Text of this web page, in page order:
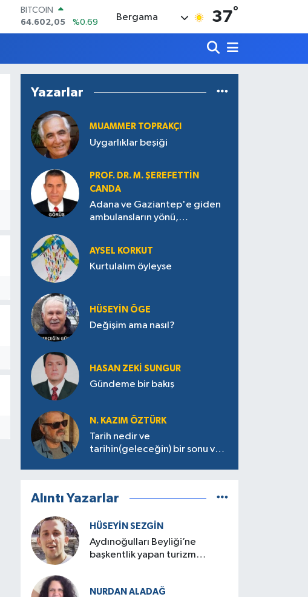
DOLAR
47,5986
%0.06
STERLİN
64,2438
%0.21
GRAM ALTIN
6518.23
%0.39
BİST100
13.768
%48
Bergama 37°
Yazarlar
MUAMMER TOPRAKÇI
Uygarlıklar beşiği
PROF. DR. M. ŞEREFETTIN
CANDA
Adana ve Gaziantep'e giden
ambulansların yönü,
AYSEL KORKUT
Kurtulalım öyleyse
HÜSEYIN ÖGE
Değişim ama nasıl?
HASAN ZEKI SUNGUR
Gündeme bir bakış
N. KAZIM ÖZTÜRK
Tarih nedir ve
tarihin(geleceğin) bir sonu var
Alıntı Yazarlar
HÜSEYIN SEZGIN
Aydınoğulları Beyliği’ne
başkentlik yapan turizm
NURDAN ALADAĞ